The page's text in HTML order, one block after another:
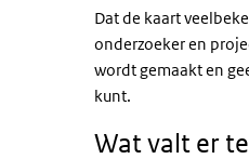
Dat de kaart
onderzoeker en
wordt gemaakt en
kunt.
Wat valt er